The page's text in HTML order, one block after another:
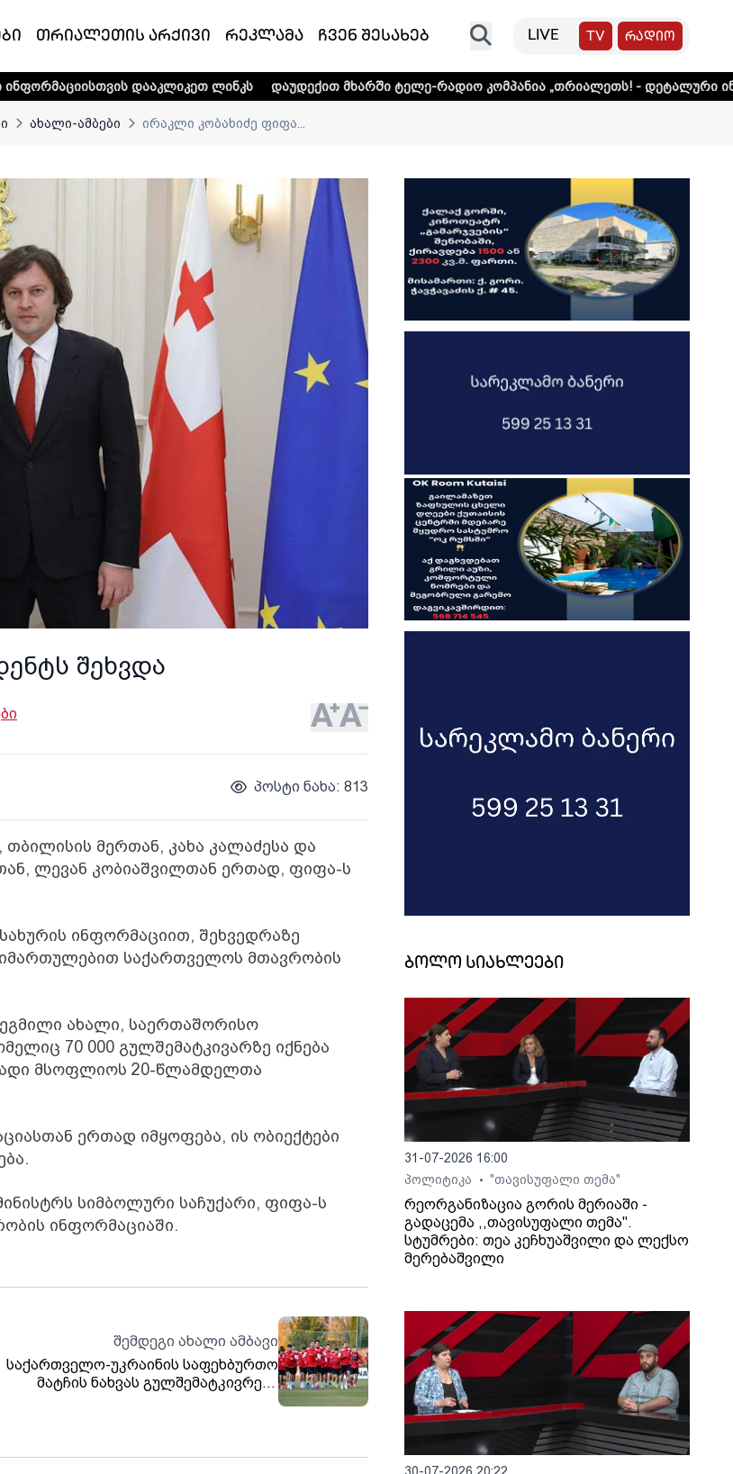
თრიალეთის არქივი რეკლამა ჩვენ შესახებ LIVE TV რადიო
დააკლიკეთ ლინკს დაუდექით მხარში ტელე-რადიო კომპანია „თრიალეთს! - დეტალური
ახალი-ამბები ირაკლი კობახიძე ფიფა...
შეხვდა
პოსტი ნახა: 813
მერთან, კახა კალაძესა და
ლევან კობიაშვილთან ერთად, ფიფა-ს
ინფორმაციით, შეხვედრაზე
საქართველოს მთავრობის
ახალი, საერთაშორისო
70 000 გულშემატკივარზე იქნება
მსოფლიოს 20-წლამდელთა
ერთად იმყოფება, ის ობიექტები
სიმბოლური საჩუქარი, ფიფა-ს
ინფორმაციაში.
შემდეგი ახალი ამბავი
საქართველო-უკრაინის საფეხბურთო
მატჩის ნახვას გულშემატკივრები
მოედანზე დამონტაჟებულ
ბოლო სიახლეები
31-07-2026 16:00
პოლიტიკა
• "თავისუფალი თემა"
რეორგანიზაცია გორის მერიაში -
გადაცემა ,,თავისუფალი თემა".
სტუმრები: თეა კეჩხუაშვილი და ლექსო
მერებაშვილი